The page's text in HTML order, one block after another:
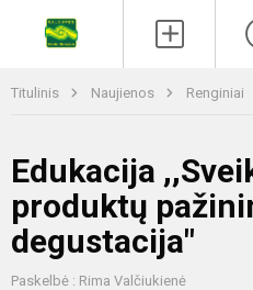
Titulinis Naujienos Renginiai
Edukacija
produktų
degustacija"
Paskelbė : Rima Valčiukienė